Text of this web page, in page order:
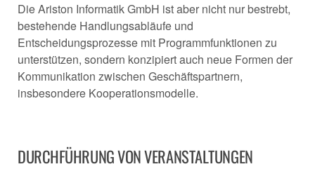
Die Ariston Informatik GmbH ist aber nicht nur bestrebt,
bestehende Handlungsabläufe und
Entscheidungsprozesse mit Programmfunktionen zu
unterstützen, sondern konzipiert auch neue Formen der
Kommunikation zwischen Geschäftspartnern,
insbesondere Kooperationsmodelle.
DURCHFÜHRUNG VON VERANSTALTUNGEN